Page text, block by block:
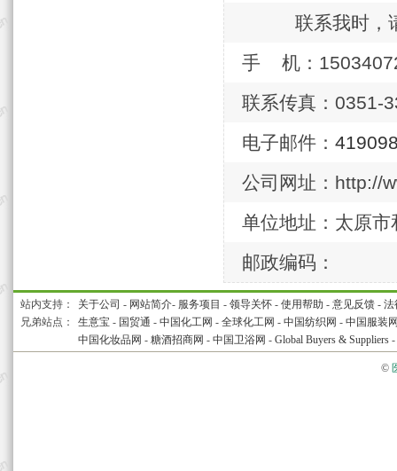
联系我时，
手 机：
联系传真：0351-
电子邮件：
公司网址：http://
单位地址：太原
邮政编码：
站内支持： 关于公司 - 网站简介- 服务项目 - 领导关怀 - 使用帮助 - 意见反馈 - 法
兄弟站点：
生意宝 - 国贸通 - 中国化工网 - 全球化工网 - 中国纺织网 - 中国服装
中国化妆品网 - 糖酒招商网 - 中国卫浴网 - Global Buyers & Suppliers -
©